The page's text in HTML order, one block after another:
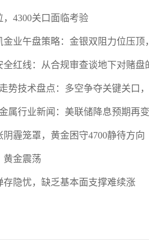
，4300关口面临考验
金业午盘策略：金银双阻力位压顶
全红线：从合规审查谈地下对赌盘
势技术盘点：多空争夺关键关口
属行业新闻：美联储降息预期再
霾笼罩，黄金困守4700静待方向
黄金震荡
存隐忧，缺乏基本面支撑难续涨